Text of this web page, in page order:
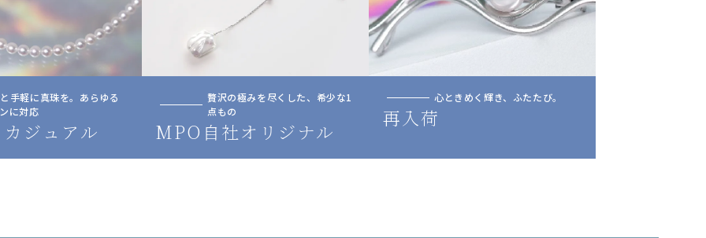
手軽に真珠を。あらゆる
に対応
ジュアル
贅沢の極みを尽くした、希少な1
点もの
MPO自社オリジナル
心ときめく輝き、ふたたび。
再入荷